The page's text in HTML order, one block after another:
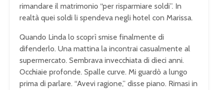
rimandare il matrimonio “per risparmiare soldi”. In
realtà quei soldi li spendeva negli hotel con Marissa.
Quando Linda lo scoprì smise finalmente di
difenderlo. Una mattina la incontrai casualmente al
supermercato. Sembrava invecchiata di dieci anni.
Occhiaie profonde. Spalle curve. Mi guardò a lungo
prima di parlare. “Avevi ragione,” disse piano. Rimasi in